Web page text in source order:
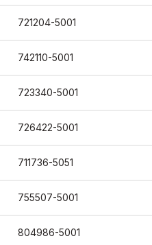
721204-5001
742110-5001
723340-5001
726422-5001
711736-5051
755507-5001
804986-5001